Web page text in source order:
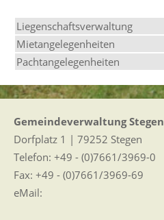
Liegenschaftsverwaltung
Mietangelegenheiten
Pachtangelegenheiten
Gemeindeverwaltung Stegen
Dorfplatz 1 | 79252 Stegen
Telefon: +49 - (0)7661/3969-0
Fax: +49 - (0)7661/3969-69
eMail: